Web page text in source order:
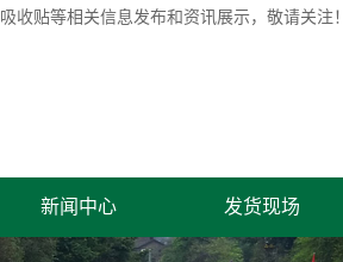
收贴等相关信息发布和资讯展示，敬请关注！
新闻中心 发货现场